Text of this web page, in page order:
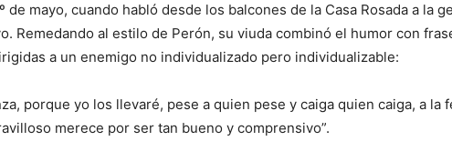
de mayo, cuando habló desde los balcones de la Casa Rosada a la
Remedando al estilo de Perón, su viuda combinó el humor con
a un enemigo no individualizado pero individualizable:
porque yo los llevaré, pese a quien pese y caiga quien caiga, a la
merece por ser tan bueno y comprensivo”.